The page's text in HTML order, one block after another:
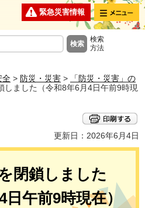
緊急災害情報 メニュー
検索
方法
全 > 防災・災害 >
「防災・災害」の
しました（令和8年6月4日午前9時現
更新日：2026年6月4日
閉鎖しました
日午前9時現在）